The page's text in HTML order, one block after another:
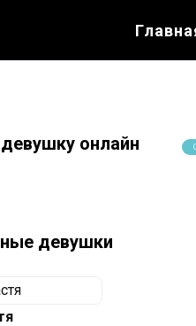
онлайн
девушки